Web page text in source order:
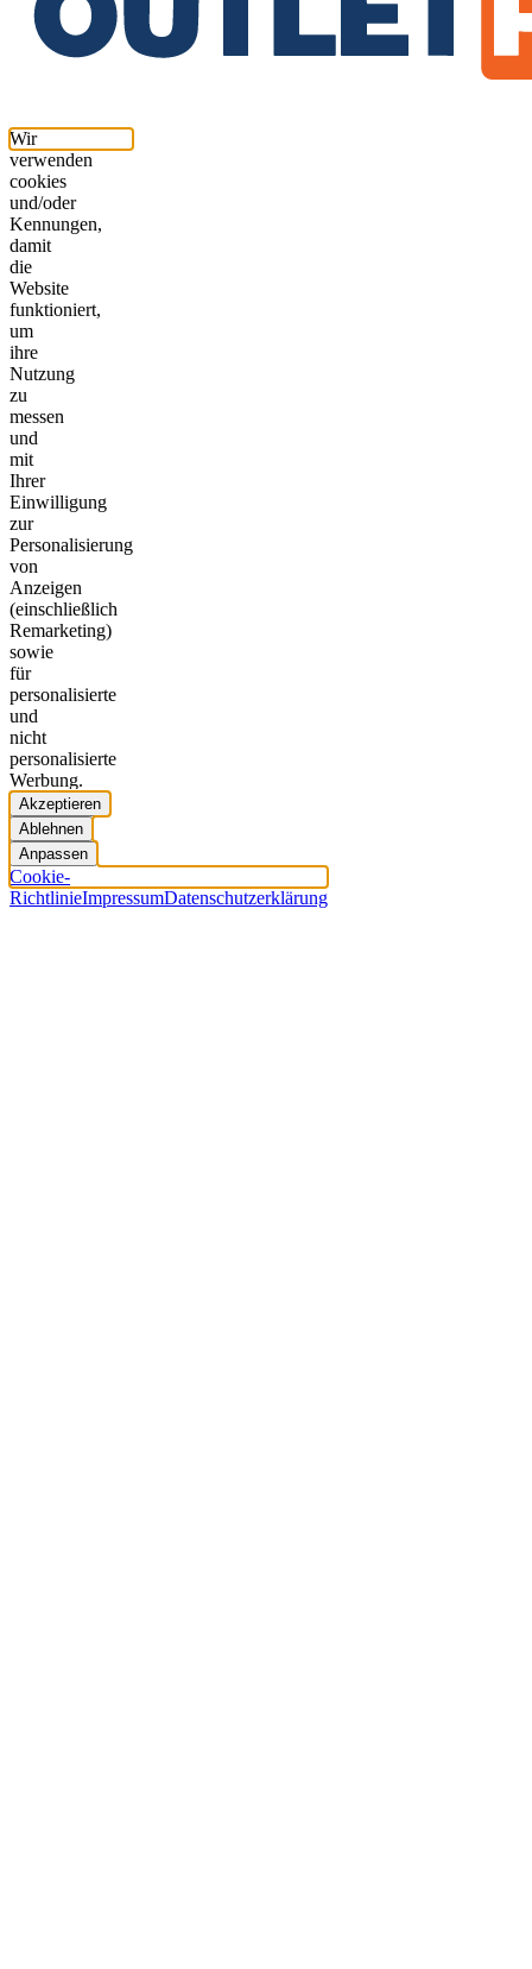
Wir
verwenden
cookies
und/oder
Kennungen,
damit
die
Website
funktioniert,
um
ihre
Nutzung
zu
messen
und
mit
Ihrer
Einwilligung
zur
Personalisierung
von
Anzeigen
(einschließlich
Remarketing)
sowie
für
personalisierte
und
nicht
personalisierte
Werbung.
Akzeptieren
Ablehnen
Anpassen
Cookie-
RichtlinieImpressumDatenschutzerklärung